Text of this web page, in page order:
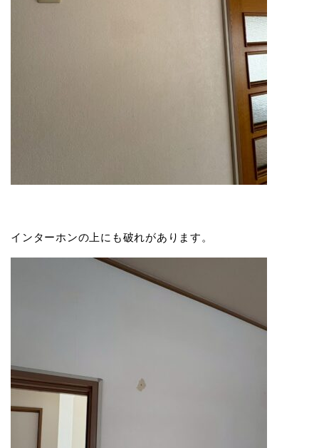
インターホンの上にも破れがあります。